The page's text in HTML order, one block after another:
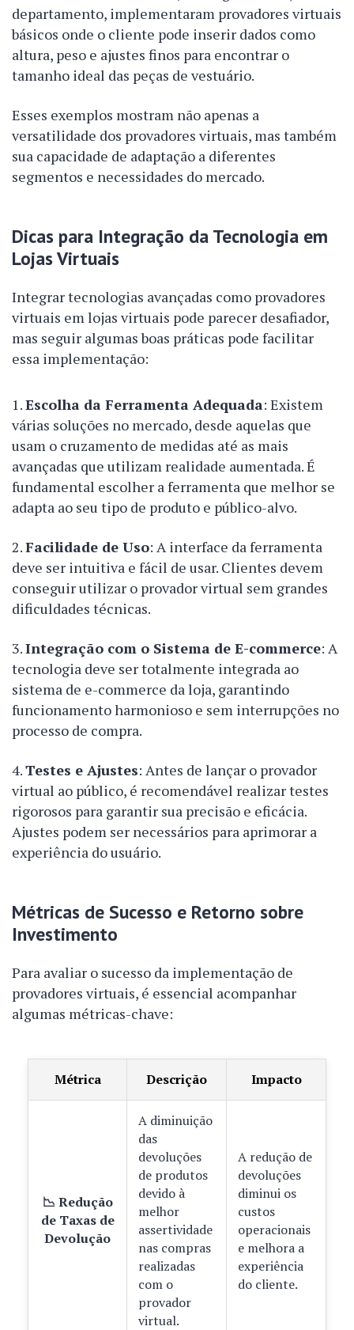
departamento, implementaram provadores virtuais
básicos onde o cliente pode inserir dados como
altura, peso e ajustes finos para encontrar o
tamanho ideal das peças de vestuário.
Esses exemplos mostram não apenas a
versatilidade dos provadores virtuais, mas também
sua capacidade de adaptação a diferentes
segmentos e necessidades do mercado.
Dicas para Integração da Tecnologia em
Lojas Virtuais
Integrar tecnologias avançadas como provadores
virtuais em lojas virtuais pode parecer desafiador,
mas seguir algumas boas práticas pode facilitar
essa implementação:
Escolha da Ferramenta Adequada: Existem
várias soluções no mercado, desde aquelas que
usam o cruzamento de medidas até as mais
avançadas que utilizam realidade aumentada. É
fundamental escolher a ferramenta que melhor se
adapta ao seu tipo de produto e público-alvo.
Facilidade de Uso: A interface da ferramenta
deve ser intuitiva e fácil de usar. Clientes devem
conseguir utilizar o provador virtual sem grandes
dificuldades técnicas.
Integração com o Sistema de E-commerce: A
tecnologia deve ser totalmente integrada ao
sistema de e-commerce da loja, garantindo
funcionamento harmonioso e sem interrupções no
processo de compra.
Testes e Ajustes: Antes de lançar o provador
virtual ao público, é recomendável realizar testes
rigorosos para garantir sua precisão e eficácia.
Ajustes podem ser necessários para aprimorar a
experiência do usuário.
Métricas de Sucesso e Retorno sobre
Investimento
Para avaliar o sucesso da implementação de
provadores virtuais, é essencial acompanhar
algumas métricas-chave:
Métrica Descrição Impacto
📉 Redução
de Taxas de
Devolução
A diminuição
das
devoluções
de produtos
devido à
melhor
assertividade
nas compras
realizadas
com o
provador
virtual.
A redução de
devoluções
diminui os
custos
operacionais
e melhora a
experiência
do cliente.